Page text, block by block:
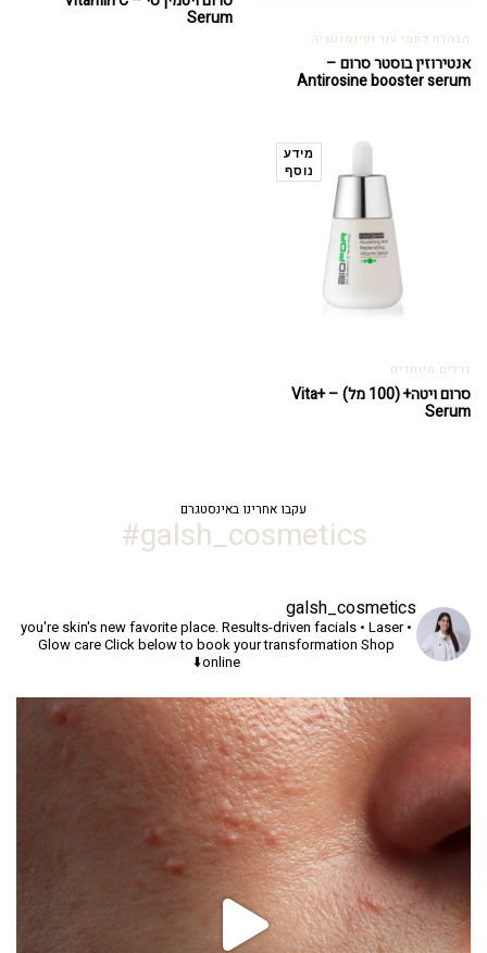
הבהרת כתמי עור ופיגמנטציה
אנטירוזין בוסטר סרום –
Antirosine booster serum
Serum
מידע
נוסף
גדלים מיוחדים
סרום ויטה+ (100 מל) – Vita+
Serum
עקבו אחרינו באינסטגרם
galsh_cosmetics#
galsh_cosmetics
you're skin's new favorite place.Results-driven facials • Laser •
Glow careClick below to book your transformation Shop
online⬇️